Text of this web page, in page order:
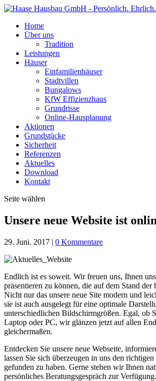
Home
Über uns
Tradition
Leistungen
Häuser
Einfamilienhäuser
Stadtvillen
Bungalows
KfW Effizienzhaus
Grundrisse
Online-Hausplanung
Aktionen
Grundstücke
Sicherheit
Referenzen
Aktuelles
Download
Kontakt
Seite wählen
Unsere neue Website ist
29. Juni. 2017 | 0 Kommentare
Endlich ist es soweit. Wir freuen uns, Ihnen
präsentieren zu können, die auf dem Stand der
Nicht nur das unsere neue Site modern und
sie ist auch ausgelegt für eine optimale
unterschiedlichen Bildschirmgrößen. Egal, ob
Laptop oder PC, wir glänzen jetzt auf allen
gleichermaßen.
Entdecken Sie unsere neue Webseite,
lassen Sie sich überzeugen in uns den
gefunden zu haben. Gerne stehen wir Ihnen
persönliches Beratungsgespräch zur Verfügung.